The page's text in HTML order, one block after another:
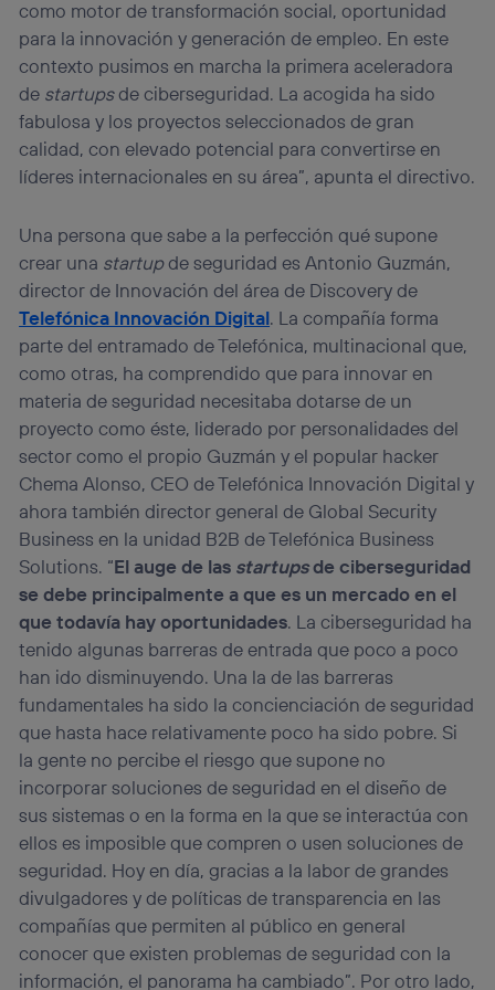
como motor de transformación social, oportunidad
para la innovación y generación de empleo. En este
contexto pusimos en marcha la primera aceleradora
de startupsde ciberseguridad. La acogida ha sido
fabulosa y los proyectos seleccionados de gran
calidad, con elevado potencial para convertirse en
líderes internacionales en su área”, apunta el directivo.
Una persona que sabe a la perfección qué supone
crear una startupde seguridad es Antonio Guzmán,
director de Innovación del área de Discovery de
Telefónica Innovación Digital. La compañía forma
parte del entramado de Telefónica, multinacional que,
como otras, ha comprendido que para innovar en
materia de seguridad necesitaba dotarse de un
proyecto como éste, liderado por personalidades del
sector como el propio Guzmán y el popular hacker
Chema Alonso, CEO de Telefónica Innovación Digital y
ahora también director general de Global Security
Business en la unidad B2B de Telefónica Business
Solutions. “El auge de las startupsde ciberseguridad
se debe principalmente a que es un mercado en el
que todavía hay oportunidades. La ciberseguridad ha
tenido algunas barreras de entrada que poco a poco
han ido disminuyendo. Una la de las barreras
fundamentales ha sido la concienciación de seguridad
que hasta hace relativamente poco ha sido pobre. Si
la gente no percibe el riesgo que supone no
incorporar soluciones de seguridad en el diseño de
sus sistemas o en la forma en la que se interactúa con
ellos es imposible que compren o usen soluciones de
seguridad. Hoy en día, gracias a la labor de grandes
divulgadores y de políticas de transparencia en las
compañías que permiten al público en general
conocer que existen problemas de seguridad con la
información, el panorama ha cambiado”. Por otro lado,
Este identificador se asigna a la conexión de internet, por
lo que cualquier persona que conecte su dispositivo y
consienta el uso de la tecnología recibirá el mismo
identificador. Típicamente:
Si utilizas unaconexión de banda ancha(p. ej., Wi-Fi),
el marketing o análisis se realizará en función de las
actividades de navegación de los miembros del hogar
que hayan dado su consentimiento.
personalizado, ya que se basará únicamente en la
navegación del usuario del móvil.
Puedes gestionar los consentimientos Utiq seleccionando
“Administrar Utiq” en la parte inferior de esta página web o
visitando el portal de privacidad de Utiq
(“consenthub”). Para más información, consulta
política de privacidad de Utiq